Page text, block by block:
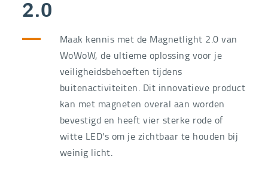
2.0
Maak kennis met de Magnetlight 2.0 van
WoWoW, de ultieme oplossing voor je
veiligheidsbehoeften tijdens
buitenactiviteiten. Dit innovatieve product
kan met magneten overal aan worden
bevestigd en heeft vier sterke rode of
witte LED's om je zichtbaar te houden bij
weinig licht.